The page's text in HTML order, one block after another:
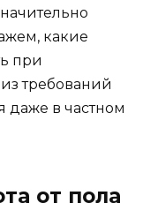
какие
при
требований
даже в частном
от пола